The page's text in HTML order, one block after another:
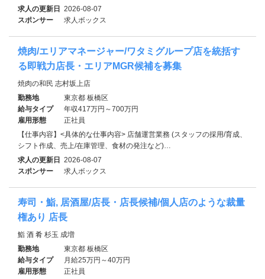
求人の更新日 2026-08-07
スポンサー
求人ボックス
焼肉/エリアマネージャー/ワタミグループ店を統括す
る即戦力店長・エリアMGR候補を募集
焼肉の和民 志村坂上店
勤務地
東京都 板橋区
給与タイプ
年収417万円～700万円
雇用形態
正社員
【仕事内容】<具体的な仕事内容> 店舗運営業務 (スタッフの採用/育成、
シフト作成、売上/在庫管理、食材の発注など)…
求人の更新日 2026-08-07
スポンサー
求人ボックス
寿司・鮨, 居酒屋/店長・店長候補/個人店のような裁量
権あり 店長
鮨 酒 肴 杉玉 成増
勤務地
東京都 板橋区
給与タイプ
月給25万円～40万円
雇用形態
正社員